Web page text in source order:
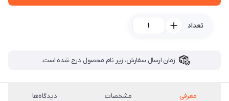
تعداد
زمان ارسال سفارش، زیر نام محصول درج شده است.
معرفی مشخصات دیدگاه‌ها